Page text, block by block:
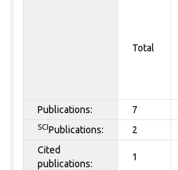
Total
Publications: 7
SCIPublications: 2
Cited
publications:
1